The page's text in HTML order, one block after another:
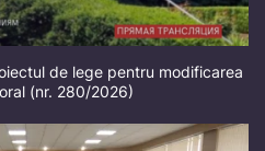
de lege pentru modificarea
(nr. 280/2026)